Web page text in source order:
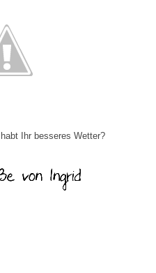
Ihr besseres Wetter?